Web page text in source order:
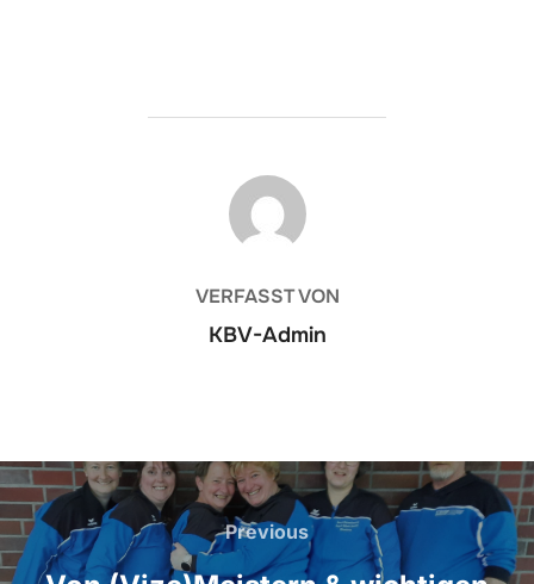
BEITRAGSAUTOR
VERFASST VON
KBV-Admin
Beitragsnavigation
Previous
Previous